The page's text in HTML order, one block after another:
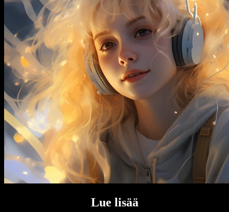
Lue lisää